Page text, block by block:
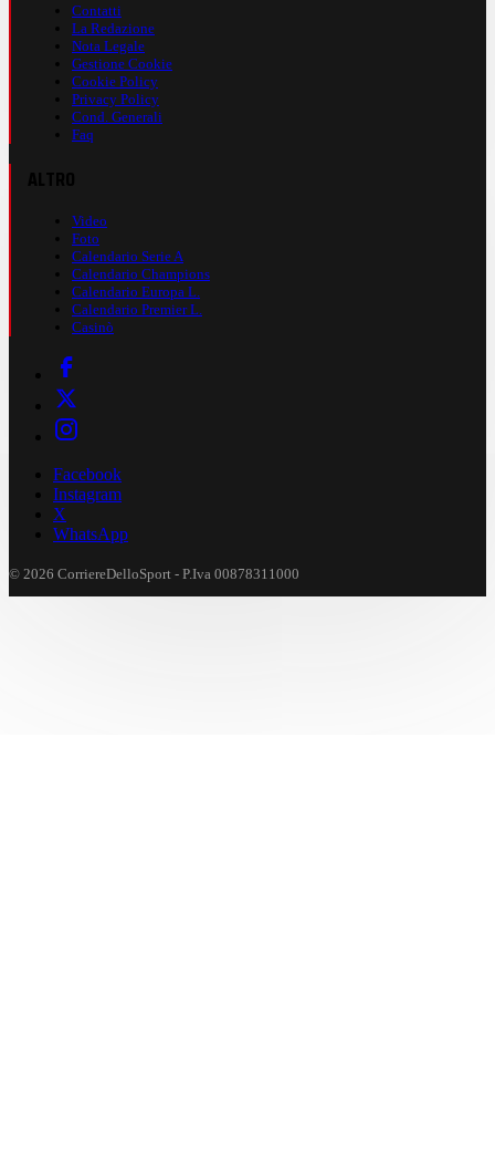
Contatti
La Redazione
Nota Legale
Gestione Cookie
Cookie Policy
Privacy Policy
Cond. Generali
Faq
Video
Foto
Calendario Serie A
Calendario Champions
Calendario Europa L.
Calendario Premier L.
Casinò
Facebook
Instagram
X
WhatsApp
© 2026 CorriereDelloSport - P.Iva 00878311000